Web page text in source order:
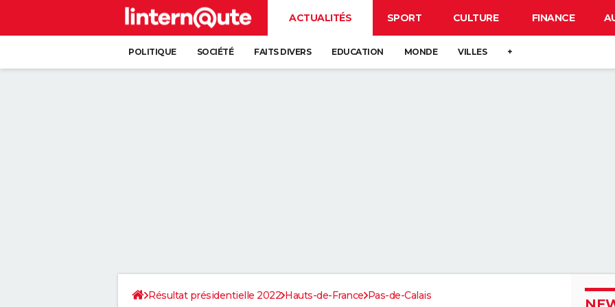
ACTUALITÉS SPORT CULTURE FINANCE
POLITIQUE SOCIÉTÉ FAITS DIVERS EDUCATION MONDE VILLES +
Résultat présidentielle 2022 Hauts-de-France Pas-de-Calais